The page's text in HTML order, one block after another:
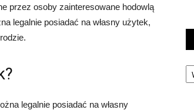
przez osoby zainteresowane hodowlą
legalnie posiadać na własny użytek,
legalnie posiadać na własny